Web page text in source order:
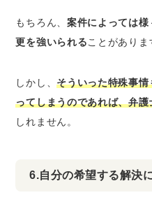
もちろん、 案件によっては
更を強いられることがありま
しかし、そういった特殊事
ってしまうのであれば、弁
しれません。
6.自分の希望する解決